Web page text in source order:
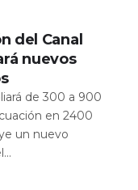
del Canal
nuevos
de 300 a 900
en 2400
un nuevo